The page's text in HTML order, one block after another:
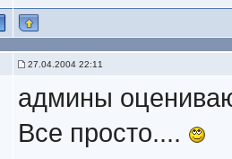
27.04.2004 22:11
админы
Все просто....